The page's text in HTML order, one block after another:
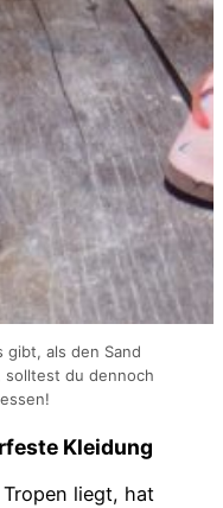
gibt, als den Sand
solltest du dennoch
Kleidung
liegt, hat